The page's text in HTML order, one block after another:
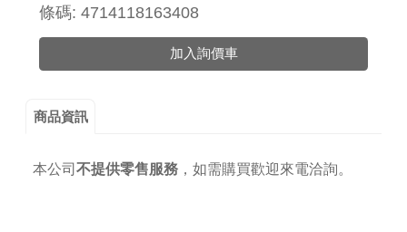
條碼: 4714118163408
加入詢價車
商品資訊
本公司 不提供零售服務， 如需購買歡迎來電洽詢。